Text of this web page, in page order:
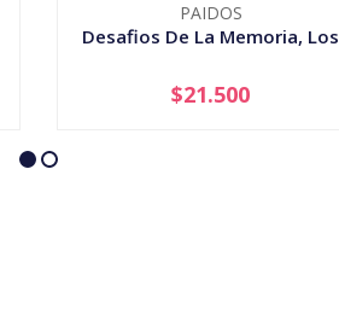
PAIDOS
Desafios De La Memoria, Los
+
$21.500